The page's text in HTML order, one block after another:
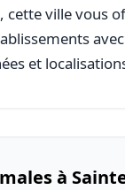
cette ville vous
et
à